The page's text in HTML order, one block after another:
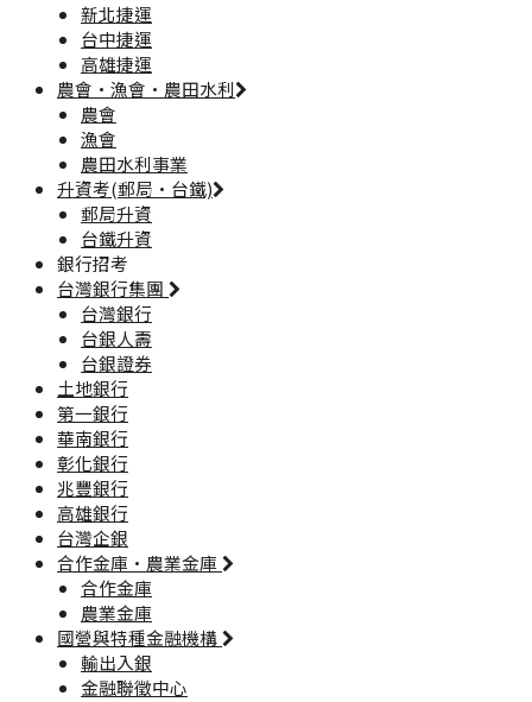
新北捷運
台中捷運
高雄捷運
農會·漁會·農田水利
農會
漁會
農田水利事業
升資考(郵局·台鐵)
郵局升資
台鐵升資
銀行招考
台灣銀行集團
台灣銀行
台銀人壽
台銀證券
土地銀行
第一銀行
華南銀行
彰化銀行
兆豐銀行
高雄銀行
台灣企銀
合作金庫·農業金庫
合作金庫
農業金庫
國營與特種金融機構
輸出入銀
金融聯徵中心